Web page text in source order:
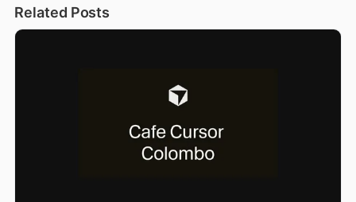
Related Posts